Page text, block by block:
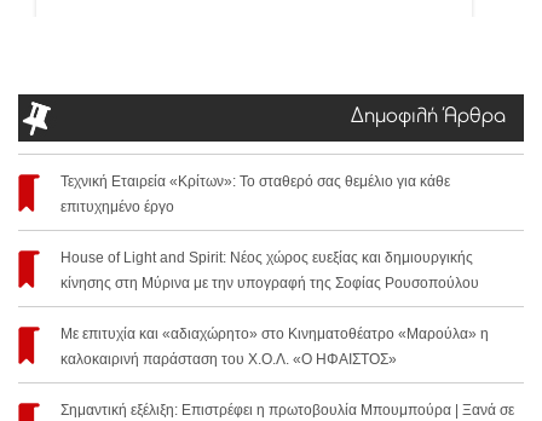
Δημοφιλή Άρθρα
Τεχνική Εταιρεία «Κρίτων»: Το σταθερό σας θεμέλιο για κάθε
επιτυχημένο έργο
House of Light and Spirit: Νέος χώρος ευεξίας και δημιουργικής
κίνησης στη Μύρινα με την υπογραφή της Σοφίας Ρουσοπούλου
Με επιτυχία και «αδιαχώρητο» στο Κινηματοθέατρο «Μαρούλα» η
καλοκαιρινή παράσταση του Χ.Ο.Λ. «Ο ΗΦΑΙΣΤΟΣ»
Σημαντική εξέλιξη: Επιστρέφει η πρωτοβουλία Μπουμπούρα | Ξανά σε